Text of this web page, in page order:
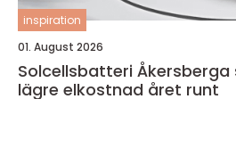
inspiration
01. August 2026
Solcellsbatteri Åkersberga smart lagring för
lägre elkostnad året runt